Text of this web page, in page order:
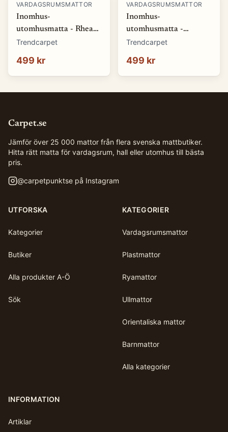
VARDAGSRUMSMATTOR
Inomhus-
utomhusmatta - Rhea
(natur) (Storlek: 80 x
Trendcarpet
499 kr
VARDAGSRUMSMATTOR
Inomhus-
utomhusmatta -
Somerville (blå)
Trendcarpet
499 kr
Carpet.se
Jämför över 25 000 mattor från flera svenska mattbutiker.
Hitta rätt matta för vardagsrum, hall eller utomhus till bästa
pris.
@carpetpunktse på Instagram
UTFORSKA
Kategorier
Butiker
Alla produkter A-Ö
Sök
KATEGORIER
Vardagsrumsmattor
Plastmattor
Ryamattor
Ullmattor
Orientaliska mattor
Barnmattor
Alla kategorier
INFORMATION
Artiklar